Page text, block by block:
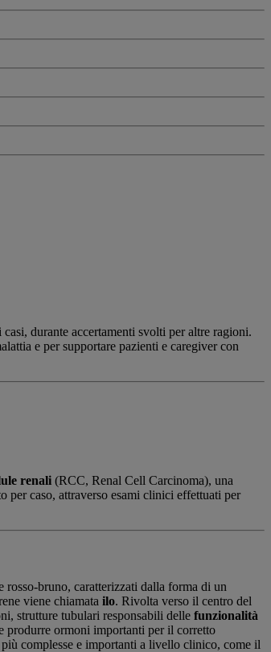
durante accertamenti svolti per altre ragioni.
e per supportare pazienti e caregiver con
renali (RCC, Renal Cell Carcinoma), una
per caso, attraverso esami clinici effettuati per
bruno, caratterizzati dalla forma di un
viene chiamata ilo. Rivolta verso il centro del
strutture tubulari responsabili delle funzionalità
produrre ormoni importanti per il corretto
complesse e importanti a livello clinico, come il